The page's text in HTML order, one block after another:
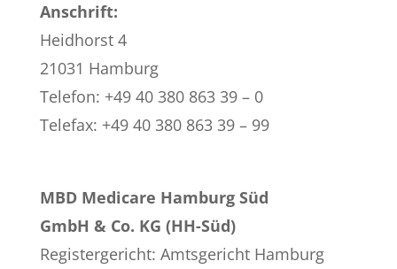
Anschrift:
Heidhorst 4
21031 Hamburg
Telefon: +49 40 380 863 39 – 0
Telefax: +49 40 380 863 39 – 99
MBD Medicare Hamburg Süd
GmbH & Co. KG (HH-Süd)
Registergericht: Amtsgericht Hamburg